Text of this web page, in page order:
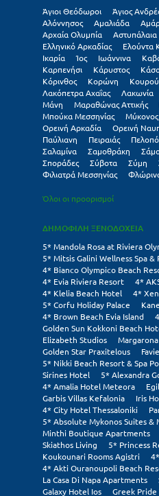
Άγιοι Θεόδωροι Άγιος
Αλόννησος
Αμαλιάδα
Αρχαία Ολυμπία
Αστυπάλαια
Ελληνικό Αρκαδίας
Ελούντα
Ικαρία
Ίος Ιωάννινα
Καρπενήσι
Κάρυστος
Κόρινθος
Κορώνη
Λακόπετρα Αχαΐας
Λακωνία
Μάνη
Μαραθώνας Αττικής
Μπούκα Μεσσηνίας
Μύκονος
Ορεινή Αρκαδία
Ορεινή
Παύλιανη
Πειραιάς
Σαλαμίνα
Σαμοθράκη
Σποράδες
Σύβοτα Σύμη
Φιλιατρά Μεσσηνίας
Όλοι οι προορισμοί
ΔΗΜΟΦΙΛΗ ΞΕΝΟΔΟΧΕΙΑ
5* Mandola Rosa at Riviera
5* Mitsis Galini Wellness Spa &
4* Bianco Olympico Beach
4* Evia Riviera Resort
4*
4* Klelia Beach Hotel
4*
5* Corfu Holiday Palace
4* Brown Beach Evia Island
Golden Sun Kokkoni Beach
Elizabeth Studios
Golden Star Praxitelous
5* Nikki Beach Resort & Spa
Sirines Hotel
5* Alexandra
4* Amalia Hotel Meteora
Garbis Villas Kefalonia
Iris
4* City Hotel Thessaloniki
5* Absolute Mykonos Suites &
Minthi Boutique Apartments
Skiathos Living
5* Princess
Koukounari Rooms Agistri
4* Akti Ouranoupoli Beach
La Casa Di Napa Apartments
Galaxy Hotel Ios
Greek